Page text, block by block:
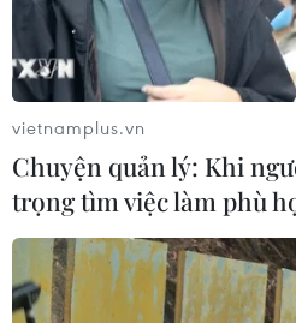
Cô giáo mở lớp dạy
chuyện về chữ 'nhẫn'
vietnamplus.vn
Chuyện quản lý: Khi
trọng tìm việc làm phù